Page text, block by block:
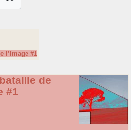
l’image #1
de
#1